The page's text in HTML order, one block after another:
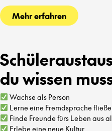
Mehr erfahren
du wissen
Wachse als Person
Lerne eine Fremdsprache
Finde Freunde fürs Leben aus
Erlebe eine neue Kultur